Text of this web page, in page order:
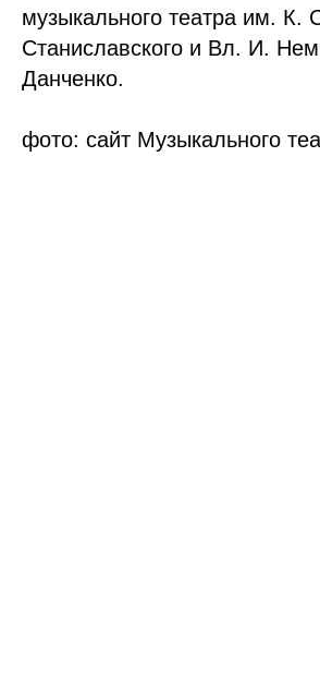
музыкального театра им. К.
Станиславского и Вл. И.
Данченко.
фото: сайт Музыкального